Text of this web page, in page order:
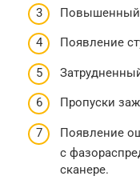
Повышенный
Появление
Пропуски
Появление
с
сканере.